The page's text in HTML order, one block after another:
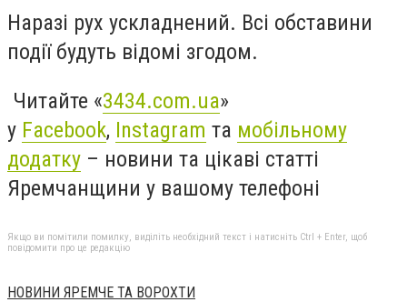
Наразі рух ускладнений. Всі обставини
події будуть відомі згодом.
Читайте «3434.com.ua»
у Facebook, Instagram та мобільному
додатку – новини та цікаві статті
Яремчанщини у вашому телефоні
Якщо ви помітили помилку, виділіть необхідний текст і натисніть Ctrl + Enter, щоб
повідомити про це редакцію
НОВИНИ ЯРЕМЧЕ ТА ВОРОХТИ